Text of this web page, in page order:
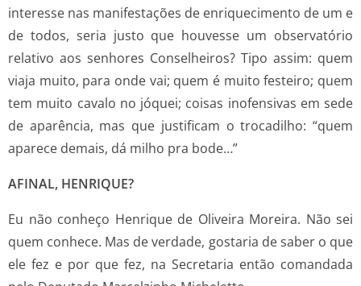
interesse nas manifestações de enriquecimento de um e
de todos, seria justo que houvesse um observatório
relativo aos senhores Conselheiros? Tipo assim: quem
viaja muito, para onde vai; quem é muito festeiro; quem
tem muito cavalo no jóquei; coisas inofensivas em sede
de aparência, mas que justificam o trocadilho: “quem
aparece demais, dá milho pra bode…”
AFINAL, HENRIQUE?
Eu não conheço Henrique de Oliveira Moreira. Não sei
quem conhece. Mas de verdade, gostaria de saber o que
ele fez e por que fez, na Secretaria então comandada